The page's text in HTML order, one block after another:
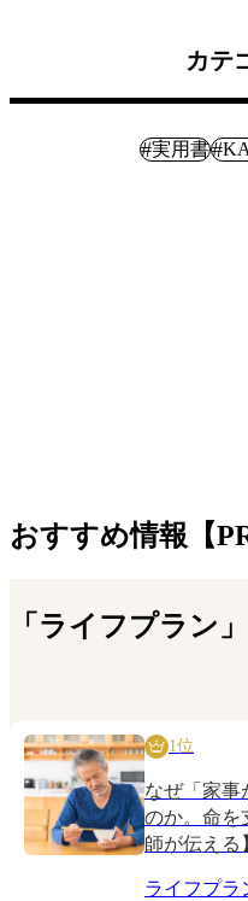
カテ
#実用書#
おすすめ情報【PR
「ライフプラン
1位
なぜ「家事
のか。命を
師が伝える
ライフプラ